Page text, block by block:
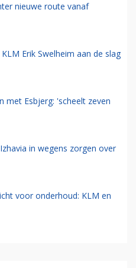
nieuwe route vanaf
Erik Swelheim aan de slag
met Esbjerg: 'scheelt zeven
in wegens zorgen over
voor onderhoud: KLM en